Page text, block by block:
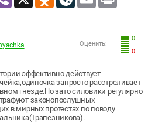
0
0
Оценить:
эффективно действует
запросто расстреливает
гнезде.Но зато силовики регулярно
законопослушных
в мирных протестах по поводу